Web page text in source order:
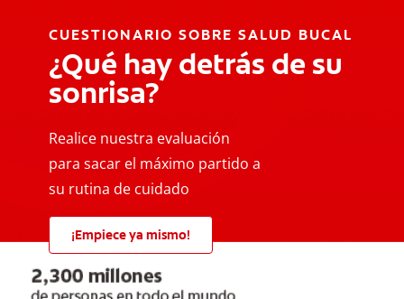
CUESTIONARIO SOBRE SALUD BUCAL
¿Qué hay detrás de su
sonrisa?
Realice nuestra evaluación
para sacar el máximo partido a
su rutina de cuidado
¡Empiece ya mismo!